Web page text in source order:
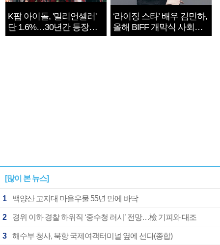
K팝 아이돌, '밀리언셀러'
단 1.6%…30년간 등장
1182개팀 전수조사
‘라이징 스타’ 배우 김민하,
올해 BIFF 개막식 사회자
확정
[많이 본 뉴스]
1 백양산 고지대 마을우물 55년 만에 바닥
2 경위 이하 경찰 하위직 ‘중수청 러시’ 전망…檢 기피와 대조
3 해수부 청사, 북항 국제여객터미널 옆에 선다(종합)